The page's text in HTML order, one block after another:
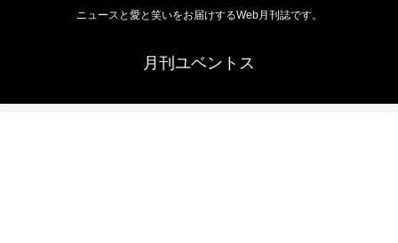
ニュースと愛と笑いをお届けするWeb月刊誌です。
月刊ユベントス